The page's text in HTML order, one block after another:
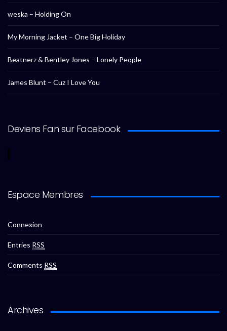
weska – Holding On
My Morning Jacket – One Big Holiday
Beatnerz & Bentley Jones – Lonely People
James Blunt – Cuz I Love You
Deviens Fan sur Facebook
Espace Membres
Connexion
Entries RSS
Comments RSS
Archives